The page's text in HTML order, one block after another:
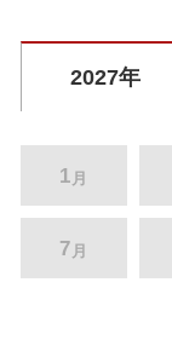
2027年
1 月
7 月